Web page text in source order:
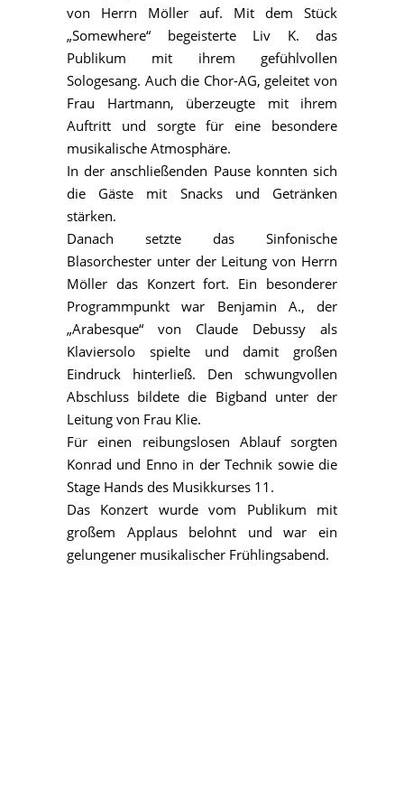
von Herrn Möller auf. Mit dem Stück
„Somewhere“ begeisterte Liv K. das
Publikum mit ihrem gefühlvollen
Sologesang. Auch die Chor-AG, geleitet von
Frau Hartmann, überzeugte mit ihrem
Auftritt und sorgte für eine besondere
musikalische Atmosphäre.
In der anschließenden Pause konnten sich
die Gäste mit Snacks und Getränken
stärken.
Danach setzte das Sinfonische
Blasorchester unter der Leitung von Herrn
Möller das Konzert fort. Ein besonderer
Programmpunkt war Benjamin A., der
„Arabesque“ von Claude Debussy als
Klaviersolo spielte und damit großen
Eindruck hinterließ. Den schwungvollen
Abschluss bildete die Bigband unter der
Leitung von Frau Klie.
Für einen reibungslosen Ablauf sorgten
Konrad und Enno in der Technik sowie die
Stage Hands des Musikkurses 11.
Das Konzert wurde vom Publikum mit
großem Applaus belohnt und war ein
gelungener musikalischer Frühlingsabend.